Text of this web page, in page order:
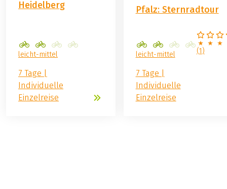
Versicherungsabschluss
Heidelberg
leicht-mittel
7 Tage |
Individuelle
Einzelreise
Pfalz: Sternradtour
(1)
leicht-mittel
7 Tage |
Individuelle
Einzelreise